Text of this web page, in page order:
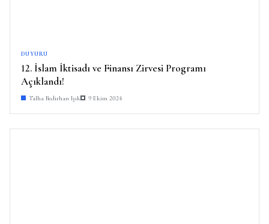
DUYURU
12. İslam İktisadı ve Finansı Zirvesi Programı
Açıklandı!
Talha Bedirhan Işık 9 Ekim 2024